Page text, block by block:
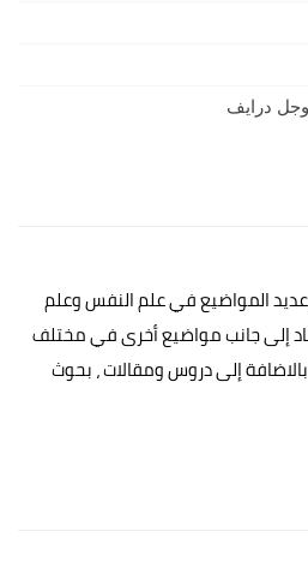
درايف
المواضيع في علم النفس وعلم
إلى جانب مواضيع أخرى في مختلف
بالاضافة إلى دروس ومقالات ، بحوث